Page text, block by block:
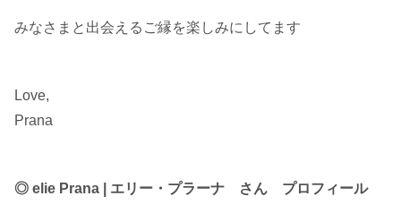
みなさまと出会えるご縁を楽しみにしてます
Love,
Prana
◎ elie Prana | エリー・プラーナ さん プロフィール